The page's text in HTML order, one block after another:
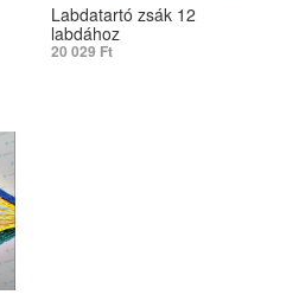
Labdatartó zsák 12
labdához
20 029 Ft